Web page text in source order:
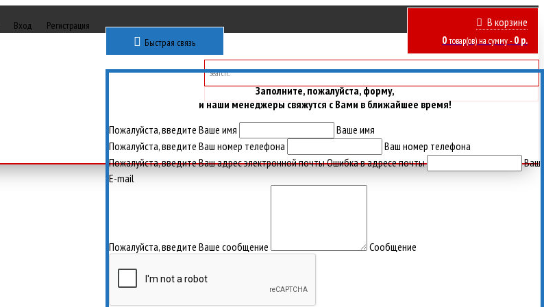
Быстрая связь
Заполните, пожалуйста, форму,
и наши менеджеры свяжутся с Вами в ближайшее время!
Пожалуйста, введите Ваше имя
Ваше имя
Пожалуйста, введите Ваш номер телефона
Ваш номер телефона
Пожалуйста, введите Ваш адрес электронной почтыОшибка в адресе почты
Ваш
E-mail
Пожалуйста, введите Ваше сообщение Сообщение
Вход Регистрация В корзине
0товар(ов) на сумму -0 р.